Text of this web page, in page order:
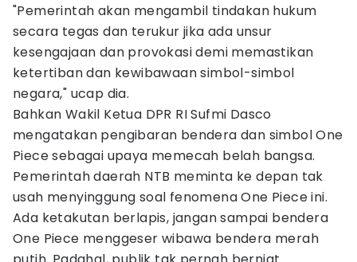
"Pemerintah akan mengambil tindakan hukum
secara tegas dan terukur jika ada unsur
kesengajaan dan provokasi demi memastikan
ketertiban dan kewibawaan simbol-simbol
negara," ucap dia.
Bahkan Wakil Ketua DPR RI Sufmi Dasco
mengatakan pengibaran bendera dan simbol One
Piece sebagai upaya memecah belah bangsa.
Pemerintah daerah NTB meminta ke depan tak
usah menyinggung soal fenomena One Piece ini.
Ada ketakutan berlapis, jangan sampai bendera
One Piece menggeser wibawa bendera merah